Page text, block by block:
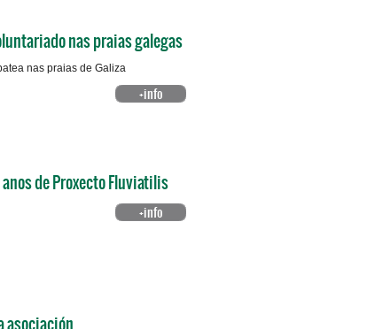
nas praias galegas
nas praias de Galiza
+info
de Proxecto Fluviatilis
+info
asociación